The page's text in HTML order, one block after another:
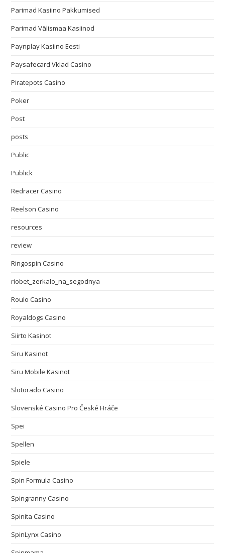
Parimad Kasiino Pakkumised
Parimad Välismaa Kasiinod
Paynplay Kasiino Eesti
Paysafecard Vklad Casino
Piratepots Casino
Poker
Post
posts
Public
Publick
Redracer Casino
Reelson Casino
resources
review
Ringospin Casino
riobet_zerkalo_na_segodnya
Roulo Casino
Royaldogs Casino
Siirto Kasinot
Siru Kasinot
Siru Mobile Kasinot
Slotorado Casino
Slovenské Casino Pro České Hráče
Spei
Spellen
Spiele
Spin Formula Casino
Spingranny Casino
Spinita Casino
SpinLynx Casino